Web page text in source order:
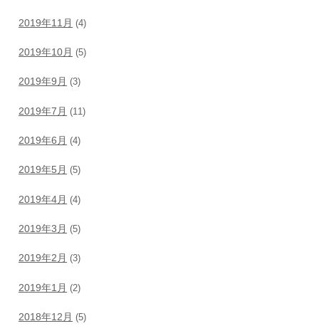
2019年11月 (4)
2019年10月 (5)
2019年9月 (3)
2019年7月 (11)
2019年6月 (4)
2019年5月 (5)
2019年4月 (4)
2019年3月 (5)
2019年2月 (3)
2019年1月 (2)
2018年12月 (5)